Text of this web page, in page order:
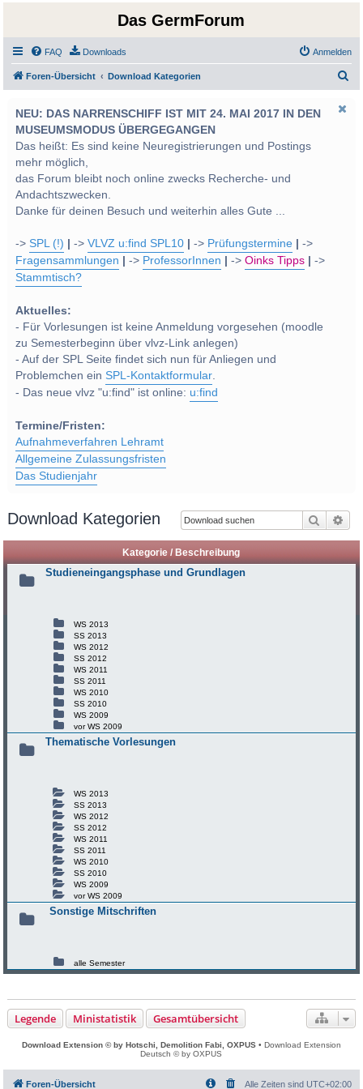
Das GermForum
FAQ Downloads Anmelden
Foren-Übersicht Download Kategorien
NEU: DAS NARRENSCHIFF IST MIT 24. MAI 2017 IN DEN
MUSEUMSMODUS ÜBERGEGANGEN
Das heißt: Es sind keine Neuregistrierungen und Postings
mehr möglich,
das Forum bleibt noch online zwecks Recherche- und
Andachtszwecken.
Danke für deinen Besuch und weiterhin alles Gute ...
->SPL (!) ->VLVZ u:find SPL10 -> Prüfungstermine
->
Fragensammlungen
-> ProfessorInnen ->Oinks Tipps
->
Stammtisch?
Aktuelles:
- Für Vorlesungen ist keine Anmeldung vorgesehen (moodle
zu Semesterbeginn über vlvz-Link anlegen)
- Auf der SPL Seite findet sich nun für Anliegen und
Problemchen einSPL-Kontaktformular.
- Das neue vlvz "u:find" ist online: u:find
Termine/Fristen:
Aufnahmeverfahren Lehramt
Allgemeine Zulassungsfristen
Das Studienjahr
Download Kategorien Suche
Kategorie / Beschreibung
Studieneingangsphase und Grundlagen
WS 2013
SS 2013
WS 2012
SS 2012
WS 2011
SS 2011
WS 2010
SS 2010
WS 2009
vor WS 2009
Thematische Vorlesungen
WS 2013
SS 2013
WS 2012
SS 2012
WS 2011
SS 2011
WS 2010
SS 2010
WS 2009
vor WS 2009
Sonstige Mitschriften
alle Semester
Legende Ministatistik Gesamtübersicht
Download Extension © by Hotschi, Demolition Fabi, OXPUS• Download Extension
Deutsch © by OXPUS
Foren-Übersicht Alle Zeiten sind UTC+02:00